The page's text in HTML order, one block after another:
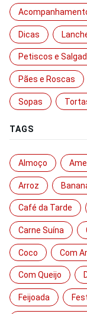
Dicas
Petiscos e
Pães e Roscas
Sopas
TAGS
Almoço
Arroz
Café da Tarde
Carne Suína
Coco Com
Com Queijo
Feijoada